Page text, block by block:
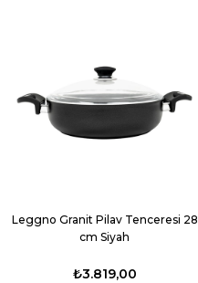
Leggno Granit Pilav Tenceresi 28
cm Siyah
₺3.819,00